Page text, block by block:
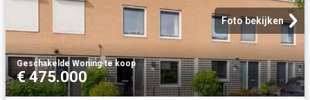
Foto bekijken
Geschakelde Woning·te koop
€ 475.000